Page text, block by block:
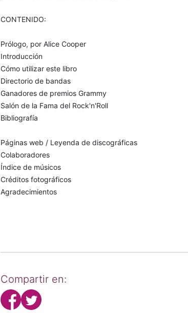
CONTENIDO:
Prólogo, por Alice Cooper
Introducción
Cómo utilizar este libro
Directorio de bandas
Ganadores de premios Grammy
Salón de la Fama del Rock'n'Roll
Bibliografía
Páginas web / Leyenda de discográficas
Colaboradores
Índice de músicos
Créditos fotográficos
Agradecimientos
Compartir en: